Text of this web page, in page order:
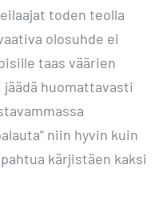
toden teolla
olosuhde ei
taas väärien
huomattavasti
niin hyvin kuin
kärjistäen kaksi